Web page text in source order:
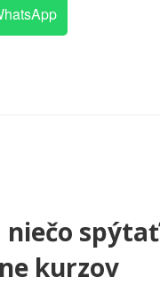
niečo spýtať
kurzov